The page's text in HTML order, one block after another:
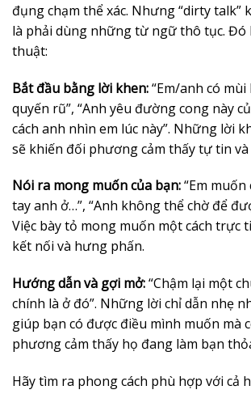
đụng chạm thể xác. Nhưng “dirty talk”
là phải dùng những từ ngữ thô tục. Đó
thuật:
Bắt đầu bằng lời khen:“Em/anh có
quyến rũ”, “Anh yêu đường cong này
cách anh nhìn em lúc này”. Những lời
sẽ khiến đối phương cảm thấy tự tin
Nói ra mong muốn của bạn:“Em
tay anh ở…”, “Anh không thể chờ để
Việc bày tỏ mong muốn một cách trực
kết nối và hưng phấn.
Hướng dẫn và gợi mở:“Chậm lại một
chính là ở đó”. Những lời chỉ dẫn nhẹ
giúp bạn có được điều mình muốn mà
phương cảm thấy họ đang làm bạn
Hãy tìm ra phong cách phù hợp với cả